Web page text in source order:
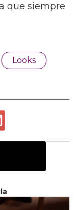
que siempre
Looks